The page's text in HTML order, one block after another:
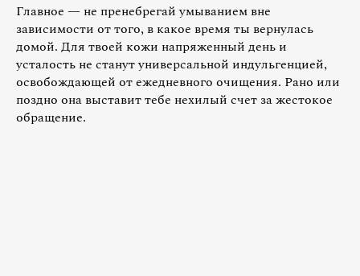
Главное — не пренебрегай умыванием вне
зависимости от того, в какое время ты вернулась
домой. Для твоей кожи напряженный день и
усталость не станут универсальной индульгенцией,
освобождающей от ежедневного очищения. Рано или
поздно она выставит тебе нехилый счет за жестокое
обращение.